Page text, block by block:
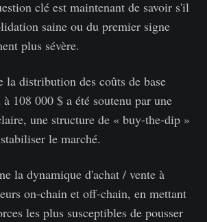
clé est maintenant de savoir s'il
saine ou du premier signe
plus sévère.
la distribution des coûts de base
108 000 $ a été soutenu par une
une structure de « buy-the-dip »
le marché.
la dynamique d'achat / vente à
on-chain et off-chain, en mettant
les plus susceptibles de pousser